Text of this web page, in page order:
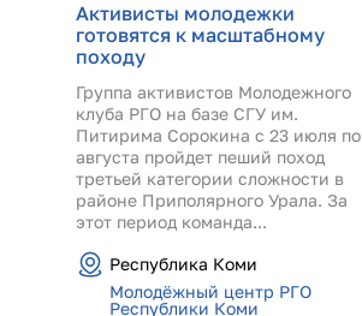
Активисты молодежки
готовятся к масштабному
походу
Группа активистов Молодежного
клуба РГО на базе СГУ им.
Питирима Сорокина с 23 июля
августа пройдет пеший поход
третьей категории сложности в
районе Приполярного Урала. За
этот период команда...
Республика Коми
Молодёжный центр РГО
Республики Коми